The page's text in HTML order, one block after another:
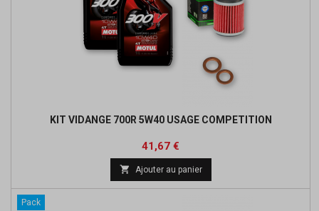
KIT VIDANGE 700R 5W40 USAGE COMPETITION
Prix
41,67 €
base
 Ajouter au panier
Pack